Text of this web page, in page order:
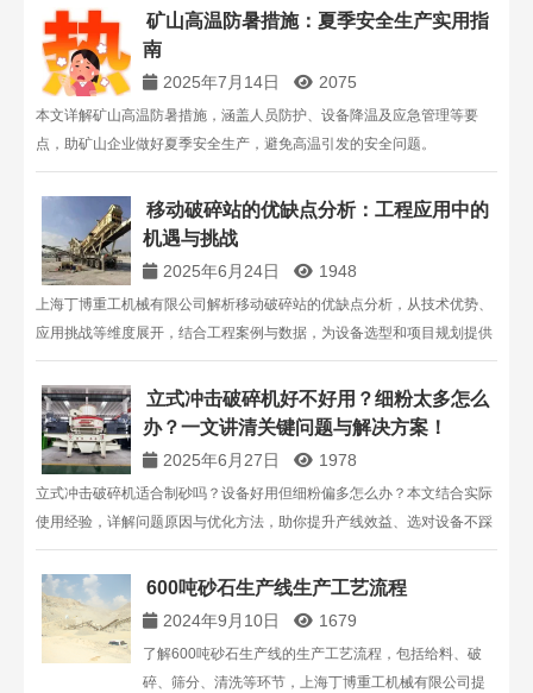
矿山高温防暑措施：夏季安全生产实用指
南
2025年7月14日 2075
本文详解矿山高温防暑措施，涵盖人员防护、设备降温及应急管理等要
点，助矿山企业做好夏季安全生产，避免高温引发的安全问题。
移动破碎站的优缺点分析：工程应用中的
机遇与挑战​
2025年6月24日 1948
上海丁博重工机械有限公司解析移动破碎站的优缺点分析，从技术优势、
应用挑战等维度展开，结合工程案例与数据，为设备选型和项目规划提供
专业参考。
立式冲击破碎机好不好用？细粉太多怎么
办？一文讲清关键问题与解决方案！
2025年6月27日 1978
立式冲击破碎机适合制砂吗？设备好用但细粉偏多怎么办？本文结合实际
使用经验，详解问题原因与优化方法，助你提升产线效益、选对设备不踩
坑！
600吨砂石生产线生产工艺流程
2024年9月10日 1679
了解600吨砂石生产线的生产工艺流程，包括给料、破
碎、筛分、清洗等环节，上海丁博重工机械有限公司提